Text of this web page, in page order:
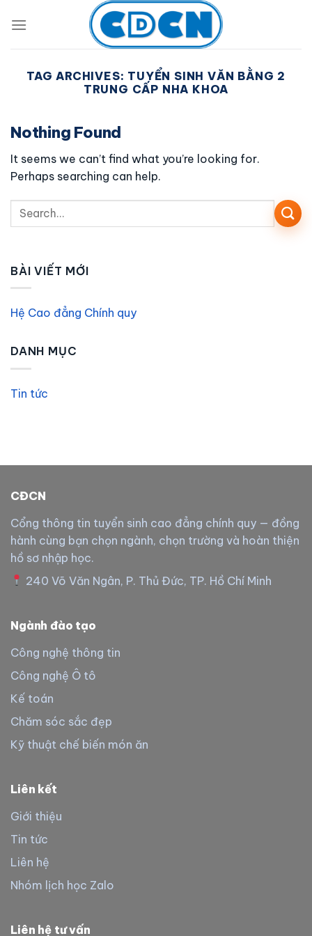
TAG ARCHIVES: TUYỂN SINH VĂN BẰNG 2
TRUNG CẤP NHA KHOA
Nothing Found
It seems we can’t find what you’re looking for.
Perhaps searching can help.
BÀI VIẾT MỚI
Hệ Cao đẳng Chính quy
DANH MỤC
Tin tức
CĐCN
Cổng thông tin tuyển sinh cao đẳng chính quy — đồng
hành cùng bạn chọn ngành, chọn trường và hoàn thiện
hồ sơ nhập học.
240 Võ Văn Ngân, P. Thủ Đức, TP. Hồ Chí Minh
Ngành đào tạo
Công nghệ thông tin
Công nghệ Ô tô
Kế toán
Chăm sóc sắc đẹp
Kỹ thuật chế biến món ăn
Liên kết
Giới thiệu
Tin tức
Liên hệ
Nhóm lịch học Zalo
Liên hệ tư vấn